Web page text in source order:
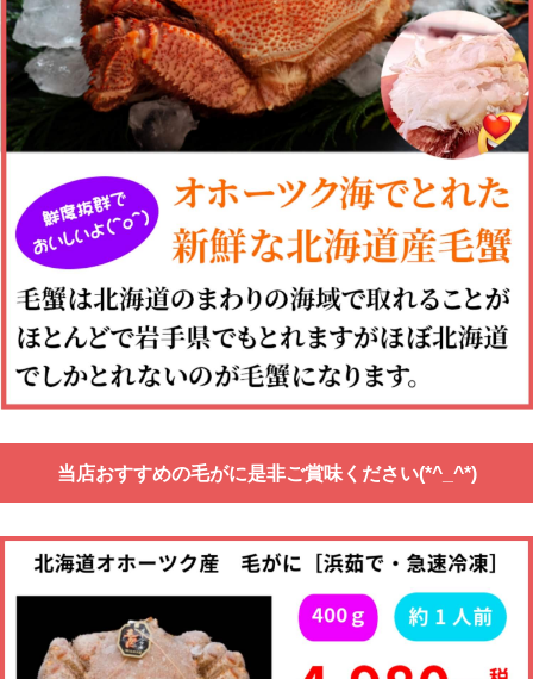
当店おすすめの毛がに是非ご賞味ください(*^_^*)